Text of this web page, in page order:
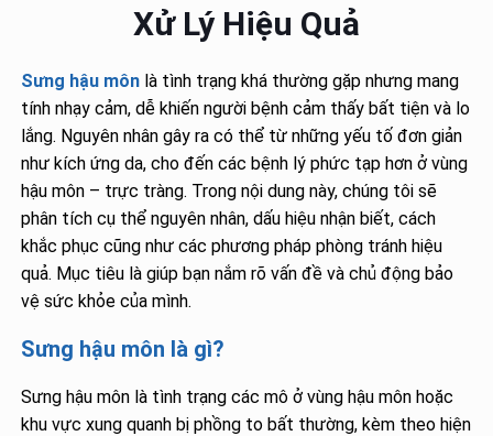
Xử Lý Hiệu Quả
Sưng hậu môn là tình trạng khá thường gặp nhưng mang
tính nhạy cảm, dễ khiến người bệnh cảm thấy bất tiện và lo
lắng. Nguyên nhân gây ra có thể từ những yếu tố đơn giản
như kích ứng da, cho đến các bệnh lý phức tạp hơn ở vùng
hậu môn – trực tràng. Trong nội dung này, chúng tôi sẽ
phân tích cụ thể nguyên nhân, dấu hiệu nhận biết, cách
khắc phục cũng như các phương pháp phòng tránh hiệu
quả. Mục tiêu là giúp bạn nắm rõ vấn đề và chủ động bảo
vệ sức khỏe của mình.
Sưng hậu môn là gì?
Sưng hậu môn là tình trạng các mô ở vùng hậu môn hoặc
khu vực xung quanh bị phồng to bất thường, kèm theo hiện